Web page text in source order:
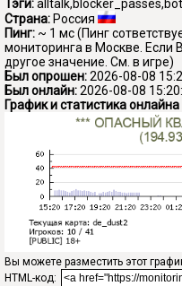
Тэги:
Страна: Россия
Пинг: ~ 1 мс(Пинг
мониторинга в Москве. Если
другое значение. См. в игре)
Был опрошен:2026-08-08
Был онлайн:2026-08-08
График и статистика
Вы можете разместить этот
HTML-код: